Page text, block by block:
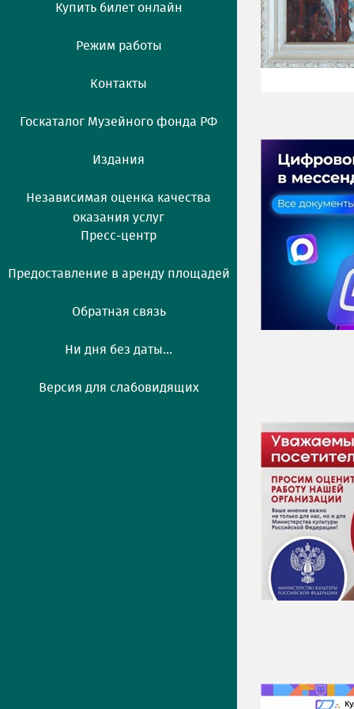
Купить билет онлайн
Режим работы
Контакты
Госкаталог Музейного фонда РФ
Издания
Независимая оценка качества
оказания услуг
Пресс-центр
Предоставление в аренду площадей
Обратная связь
Ни дня без даты...
Версия для слабовидящих